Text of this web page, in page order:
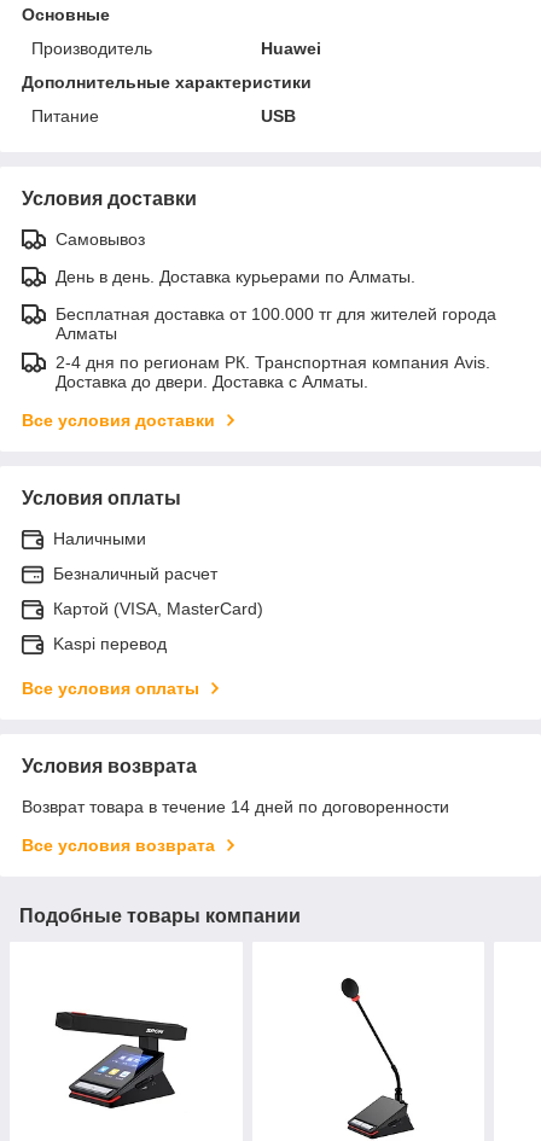
Основные
Производитель
Huawei
Дополнительные характеристики
Питание
USB
Условия доставки
Самовывоз
День в день. Доставка курьерами по Алматы.
Бесплатная доставка от 100.000 тг для жителей города
Алматы
2-4 дня по регионам РК. Транспортная компания Avis.
Доставка до двери. Доставка с Алматы.
Все условия доставки
Условия оплаты
Наличными
Безналичный расчет
Картой (VISA, MasterCard)
Kaspi перевод
Все условия оплаты
Условия возврата
Возврат товара в течение 14 дней по договоренности
Все условия возврата
Подобные товары компании